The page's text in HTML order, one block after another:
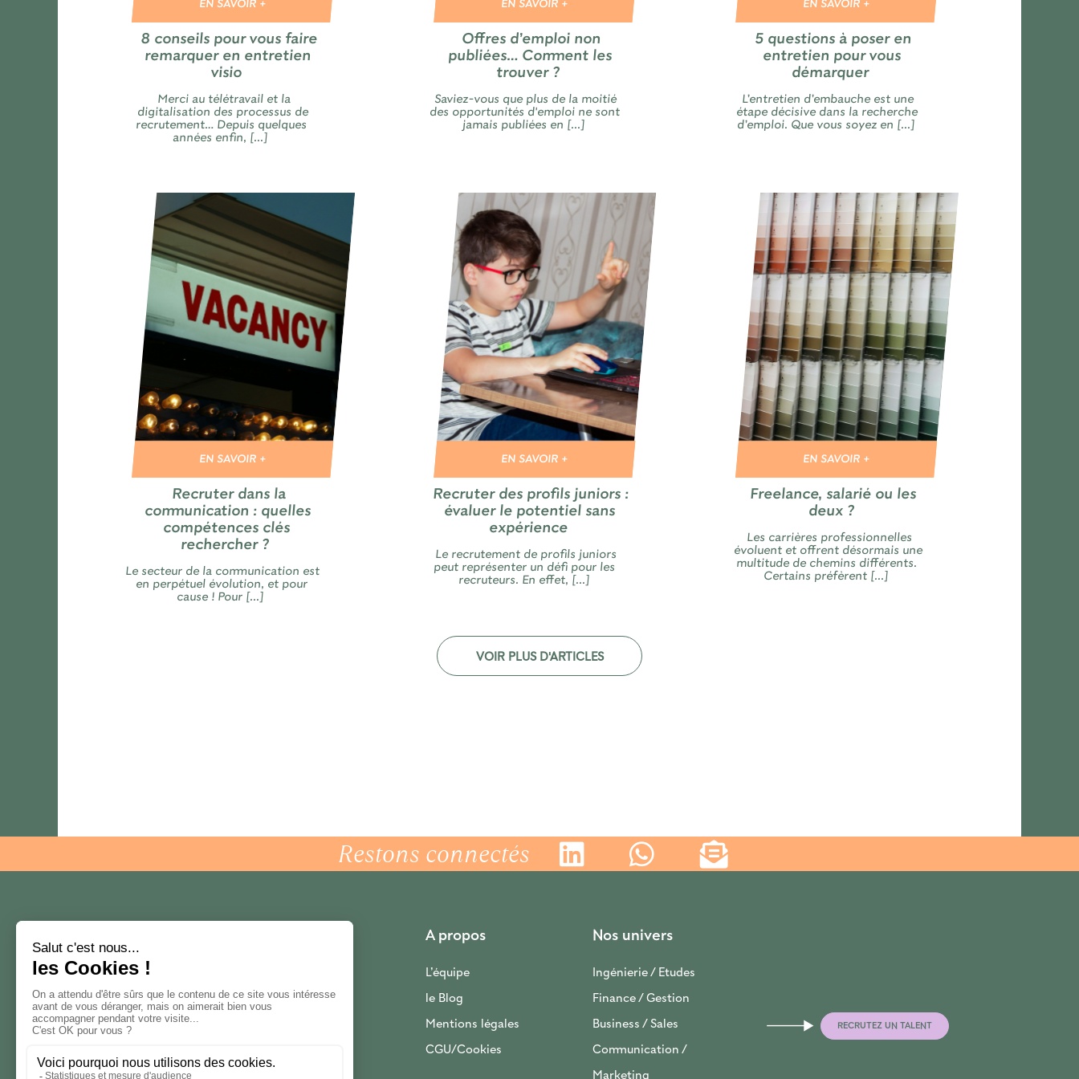
EN SAVOIR +
8 conseils pour vous faire
remarquer en entretien
visio
Merci au télétravail et la
digitalisation des processus de
recrutement… Depuis quelques
années enfin, [...]
EN SAVOIR +
Offres d’emploi non
publiées… Comment les
trouver ?
Saviez-vous que plus de la moitié
des opportunités d'emploi ne sont
jamais publiées en [...]
EN SAVOIR +
5 questions à poser en
entretien pour vous
démarquer
L’entretien d’embauche est une
étape décisive dans la recherche
d’emploi. Que vous soyez en [...]
EN SAVOIR +
Recruter dans la
communication : quelles
compétences clés
rechercher ?
Le secteur de la communication est
en perpétuel évolution, et pour
cause ! Pour [...]
EN SAVOIR +
Recruter des profils juniors :
évaluer le potentiel sans
expérience
Le recrutement de profils juniors
peut représenter un défi pour les
recruteurs. En effet, [...]
EN SAVOIR +
Freelance, salarié ou les
deux ?
Les carrières professionnelles
évoluent et offrent désormais une
multitude de chemins différents.
Certains préfèrent [...]
VOIR PLUS D'ARTICLES
Restons connectés
Recruteurs
A propos
L’équipe
le Blog
Mentions légales
CGU/Cookies
Nos univers
Ingénierie / Etudes
Finance / Gestion
Business / Sales
Communication /
Marketing
RECRUTEZ UN TALENT